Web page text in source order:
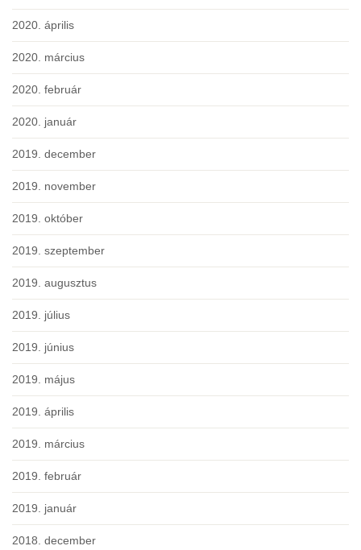
2020. április
2020. március
2020. február
2020. január
2019. december
2019. november
2019. október
2019. szeptember
2019. augusztus
2019. július
2019. június
2019. május
2019. április
2019. március
2019. február
2019. január
2018. december